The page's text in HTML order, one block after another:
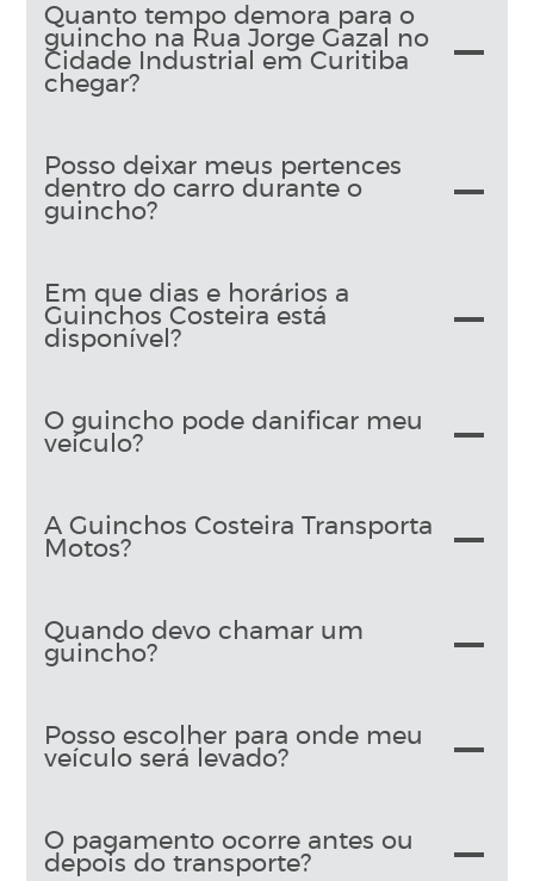
Quanto tempo demora para o
guincho na Rua Jorge Gazal no
Cidade Industrial em Curitiba
chegar?
Posso deixar meus pertences
dentro do carro durante o
guincho?
Em que dias e horários a
Guinchos Costeira está
disponível?
O guincho pode danificar meu
veículo?
A Guinchos Costeira Transporta
Motos?
Quando devo chamar um
guincho?
Posso escolher para onde meu
veículo será levado?
O pagamento ocorre antes ou
depois do transporte?